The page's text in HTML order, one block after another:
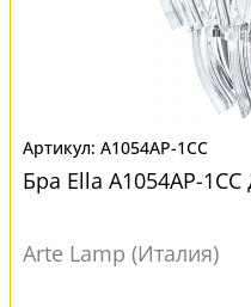
A1054AP-1CC
Бра Ella A1054AP-
Arte Lamp (Италия)